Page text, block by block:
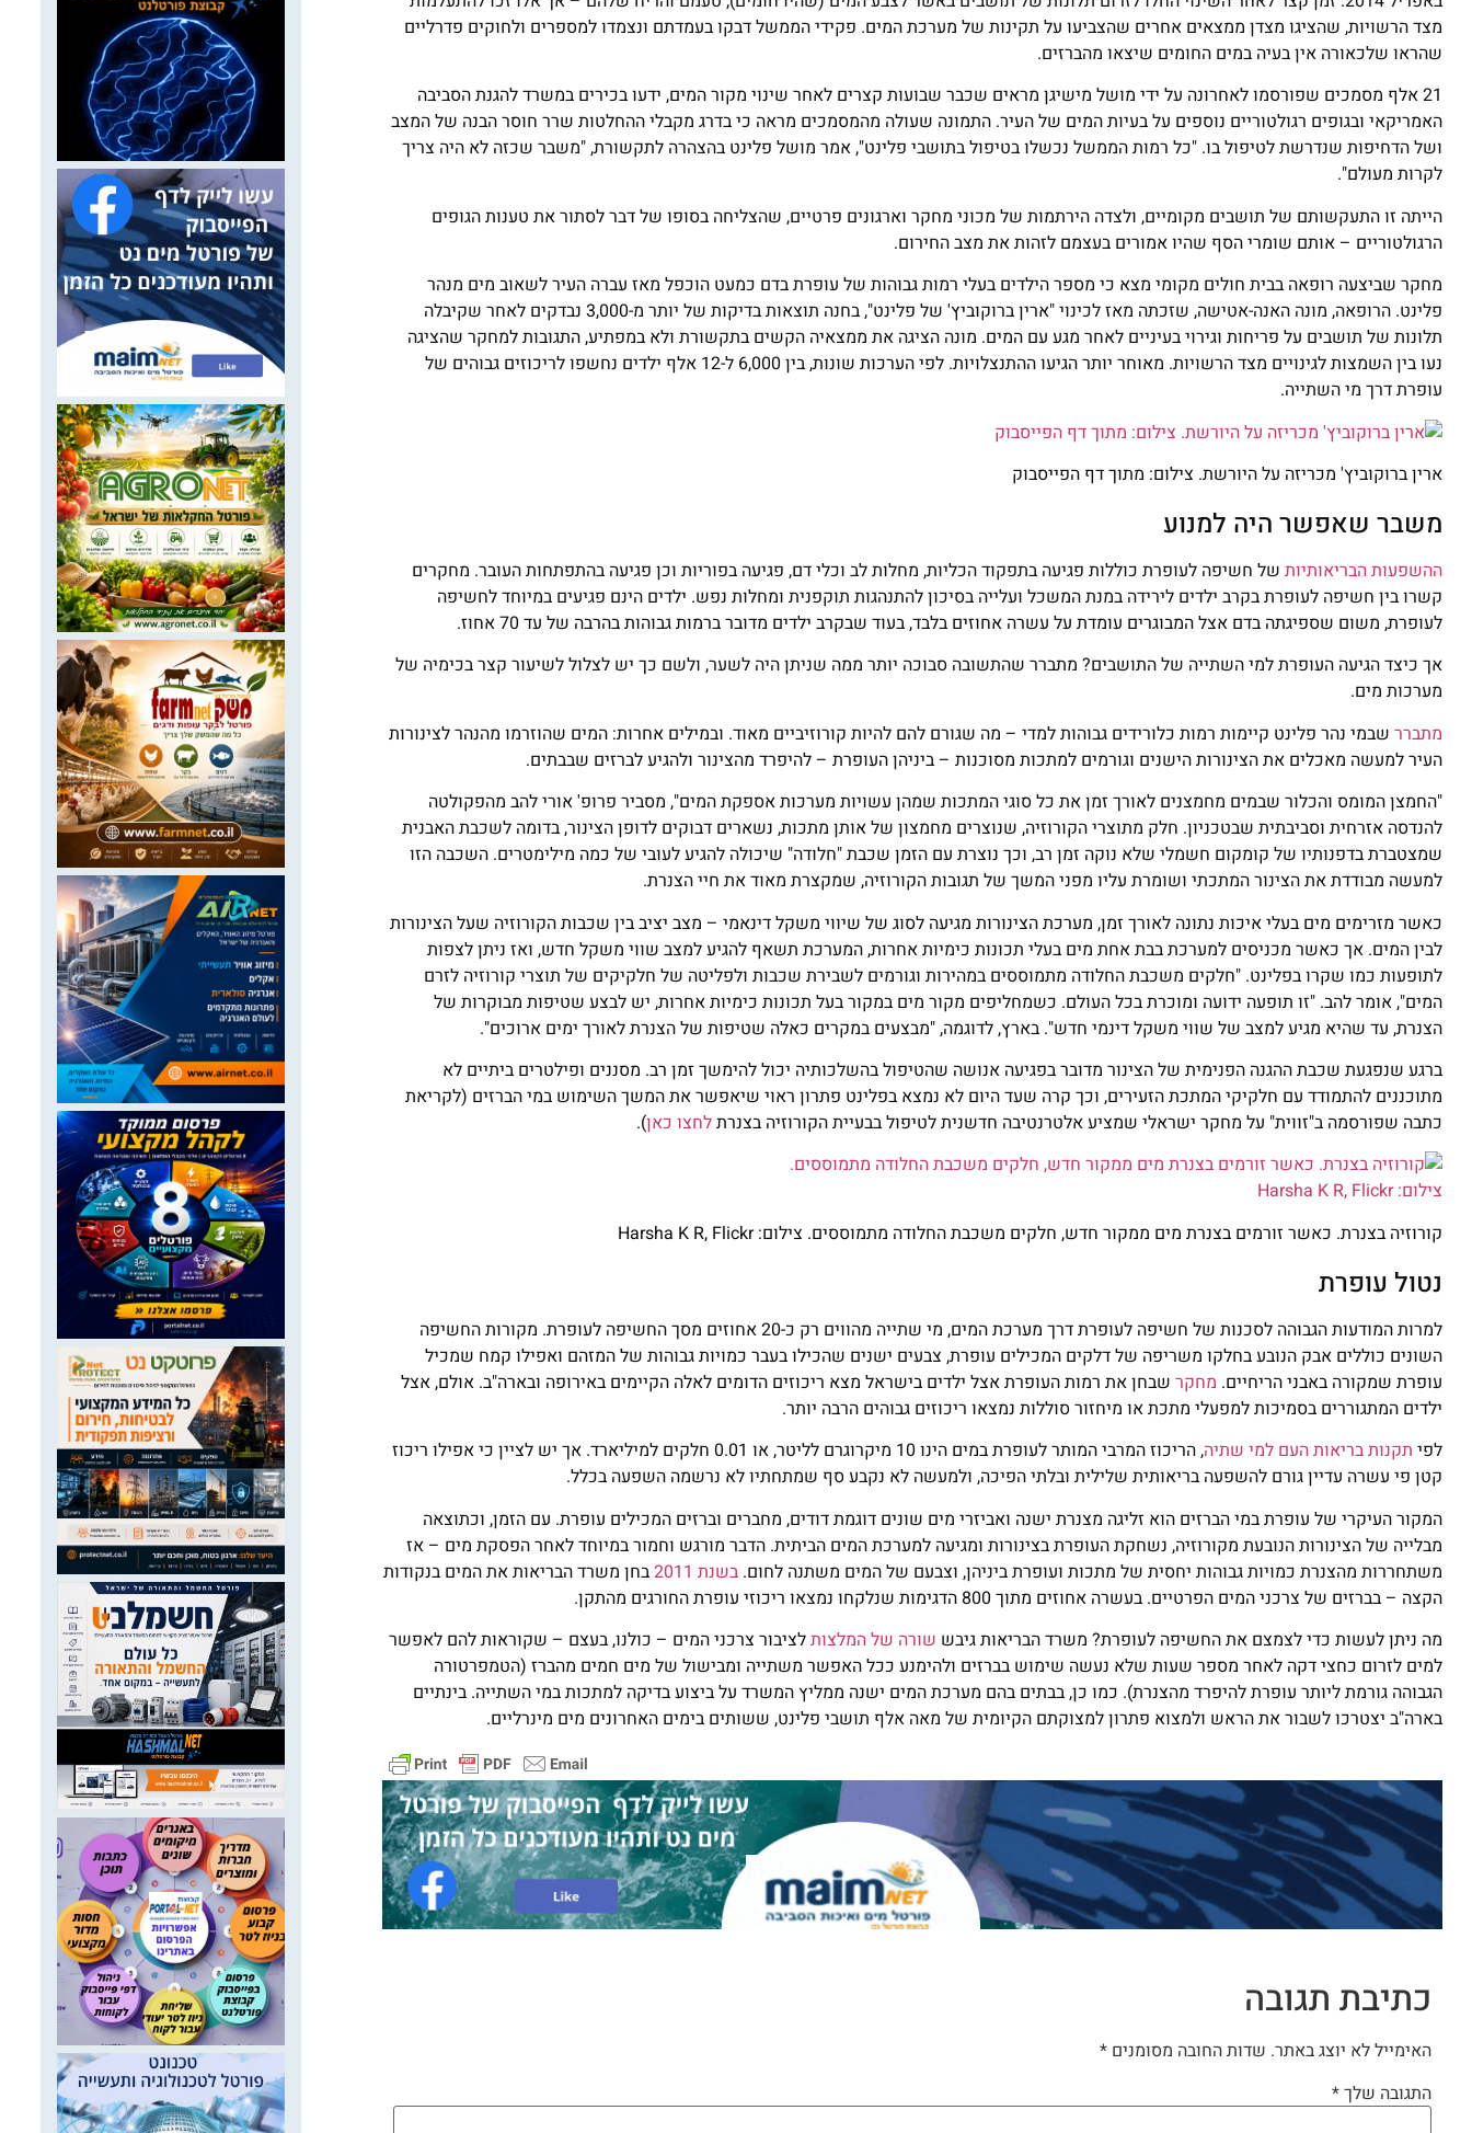
מצד הרשויות, שהציגו מצדן ממצאים אחרים שהצביעו על תקינות של מערכת המים. פקידי הממשל דבקו בעמדתם ונצמדו למספרים ולחוקים פדרליים
שהראו שלכאורה אין בעיה במים החומים שיצאו מהברזים.
21 אלף מסמכים שפורסמו לאחרונה על ידי מושל מישיגן מראים שכבר שבועות קצרים לאחר שינוי מקור המים, ידעו בכירים במשרד להגנת הסביבה
האמריקאי ובגופים רגולטוריים נוספים על בעיות המים של העיר. התמונה שעולה מהמסמכים מראה כי בדרג מקבלי ההחלטות שרר חוסר הבנה של המצב
ושל הדחיפות שנדרשת לטיפול בו. "כל רמות הממשל נכשלו בטיפול בתושבי פלינט", אמר מושל פלינט בהצהרה לתקשורת, "משבר שכזה לא היה צריך
לקרות מעולם".
הייתה זו התעקשותם של תושבים מקומיים, ולצדה הירתמות של מכוני מחקר וארגונים פרטיים, שהצליחה בסופו של דבר לסתור את טענות הגופים
הרגולטוריים – אותם שומרי הסף שהיו אמורים בעצמם לזהות את מצב החירום.
מחקר שביצעה רופאה בבית חולים מקומי מצא כי מספר הילדים בעלי רמות גבוהות של עופרת בדם כמעט הוכפל מאז עברה העיר לשאוב מים מנהר
פלינט. הרופאה, מונה האנה-אטישה, שזכתה מאז לכינוי "ארין ברוקוביץ' של פלינט", בחנה תוצאות בדיקות של יותר מ-3,000 נבדקים לאחר שקיבלה
תלונות של תושבים על פריחות וגירוי בעיניים לאחר מגע עם המים. מונה הציגה את ממצאיה הקשים בתקשורת ולא במפתיע, התגובות למחקר שהציגה
נעו בין השמצות לגינויים מצד הרשויות. מאוחר יותר הגיעו ההתנצלויות. לפי הערכות שונות, בין 6,000 ל-12 אלף ילדים נחשפו לריכוזים גבוהים של
עופרת דרך מי השתייה.
ארין ברוקוביץ' מכריזה על היורשת. צילום: מתוך דף הפייסבוק
משבר שאפשר היה למנוע
ההשפעות הבריאותיותשל חשיפה לעופרת כוללות פגיעה בתפקוד הכליות, מחלות לב וכלי דם, פגיעה בפוריות וכן פגיעה בהתפתחות העובר. מחקרים
קשרו בין חשיפה לעופרת בקרב ילדים לירידה במנת המשכל ועלייה בסיכון להתנהגות תוקפנית ומחלות נפש. ילדים הינם פגיעים במיוחד לחשיפה
לעופרת, משום שספיגתה בדם אצל המבוגרים עומדת על עשרה אחוזים בלבד, בעוד שבקרב ילדים מדובר ברמות גבוהות בהרבה של עד 70 אחוז.
אך כיצד הגיעה העופרת למי השתייה של התושבים? מתברר שהתשובה סבוכה יותר ממה שניתן היה לשער, ולשם כך יש לצלול לשיעור קצר בכימיה של
מערכות מים.
מתבררשבמי נהר פלינט קיימות רמות כלורידים גבוהות למדי – מה שגורם להם להיות קורוזיביים מאוד. ובמילים אחרות: המים שהוזרמו מהנהר לצינורות
העיר למעשה מאכלים את הצינורות הישנים וגורמים למתכות מסוכנות – ביניהן העופרת – להיפרד מהצינור ולהגיע לברזים שבבתים.
"החמצן המומס והכלור שבמים מחמצנים לאורך זמן את כל סוגי המתכות שמהן עשויות מערכות אספקת המים", מסביר פרופ' אורי להב מהפקולטה
להנדסה אזרחית וסביבתית שבטכניון. חלק מתוצרי הקורוזיה, שנוצרים מחמצון של אותן מתכות, נשארים דבוקים לדופן הצינור, בדומה לשכבת האבנית
שמצטברת בדפנותיו של קומקום חשמלי שלא נוקה זמן רב, וכך נוצרת עם הזמן שכבת "חלודה" שיכולה להגיע לעובי של כמה מילימטרים. השכבה הזו
למעשה מבודדת את הצינור המתכתי ושומרת עליו מפני המשך של תגובות הקורוזיה, שמקצרת מאוד את חיי הצנרת.
כאשר מזרימים מים בעלי איכות נתונה לאורך זמן, מערכת הצינורות מגיעה לסוג של שיווי משקל דינאמי – מצב יציב בין שכבות הקורוזיה שעל הצינורות
לבין המים. אך כאשר מכניסים למערכת בבת אחת מים בעלי תכונות כימיות אחרות, המערכת תשאף להגיע למצב שווי משקל חדש, ואז ניתן לצפות
לתופעות כמו שקרו בפלינט. "חלקים משכבת החלודה מתמוססים במהירות וגורמים לשבירת שכבות ולפליטה של חלקיקים של תוצרי קורוזיה לזרם
המים", אומר להב. "זו תופעה ידועה ומוכרת בכל העולם. כשמחליפים מקור מים במקור בעל תכונות כימיות אחרות, יש לבצע שטיפות מבוקרות של
הצנרת, עד שהיא מגיע למצב של שווי משקל דינמי חדש". בארץ, לדוגמה, "מבצעים במקרים כאלה שטיפות של הצנרת לאורך ימים ארוכים".
ברגע שנפגעת שכבת ההגנה הפנימית של הצינור מדובר בפגיעה אנושה שהטיפול בהשלכותיה יכול להימשך זמן רב. מסננים ופילטרים ביתיים לא
מתוכננים להתמודד עם חלקיקי המתכת הזעירים, וכך קרה שעד היום לא נמצא בפלינט פתרון ראוי שיאפשר את המשך השימוש במי הברזים (לקריאת
כתבה שפורסמה ב"זווית" על מחקר ישראלי שמציע אלטרנטיבה חדשנית לטיפול בבעיית הקורוזיה בצנרתלחצו כאן).
קורוזיה בצנרת. כאשר זורמים בצנרת מים ממקור חדש, חלקים משכבת החלודה מתמוססים. צילום: Harsha K R, Flickr
נטול עופרת
למרות המודעות הגבוהה לסכנות של חשיפה לעופרת דרך מערכת המים, מי שתייה מהווים רק כ-20 אחוזים מסך החשיפה לעופרת. מקורות החשיפה
השונים כוללים אבק הנובע בחלקו משריפה של דלקים המכילים עופרת, צבעים ישנים שהכילו בעבר כמויות גבוהות של המזהם ואפילו קמח שמכיל
עופרת שמקורה באבני הריחיים. מחקרשבחן את רמות העופרת אצל ילדים בישראל מצא ריכוזים הדומים לאלה הקיימים באירופה ובארה"ב. אולם, אצל
ילדים המתגוררים בסמיכות למפעלי מתכת או מיחזור סוללות נמצאו ריכוזים גבוהים הרבה יותר.
לפי תקנות בריאות העם למי שתיה
, הריכוז המרבי המותר לעופרת במים הינו 10 מיקרוגרם לליטר, או 0.01 חלקים למיליארד. אך יש לציין כי אפילו ריכוז
קטן פי עשרה עדיין גורם להשפעה בריאותית שלילית ובלתי הפיכה, ולמעשה לא נקבע סף שמתחתיו לא נרשמה השפעה בכלל.
המקור העיקרי של עופרת במי הברזים הוא זליגה מצנרת ישנה ואביזרי מים שונים דוגמת דודים, מחברים וברזים המכילים עופרת. עם הזמן, וכתוצאה
מבלייה של הצינורות הנובעת מקורוזיה, נשחקת העופרת בצינורות ומגיעה למערכת המים הביתית. הדבר מורגש וחמור במיוחד לאחר הפסקת מים – אז
משתחררות מהצנרת כמויות גבוהות יחסית של מתכות ועופרת ביניהן, וצבעם של המים משתנה לחום. בשנת 2011
בחן משרד הבריאות את המים בנקודות
הקצה – בברזים של צרכני המים הפרטיים. בעשרה אחוזים מתוך 800 הדגימות שנלקחו נמצאו ריכוזי עופרת החורגים מהתקן.
מה ניתן לעשות כדי לצמצם את החשיפה לעופרת? משרד הבריאות גיבש שורה של המלצותלציבור צרכני המים – כולנו, בעצם – שקוראות להם לאפשר
למים לזרום כחצי דקה לאחר מספר שעות שלא נעשה שימוש בברזים ולהימנע ככל האפשר משתייה ומבישול של מים חמים מהברז (הטמפרטורה
הגבוהה גורמת ליותר עופרת להיפרד מהצנרת). כמו כן, בבתים בהם מערכת המים ישנה ממליץ המשרד על ביצוע בדיקה למתכות במי השתייה. בינתיים
בארה"ב יצטרכו לשבור את הראש ולמצוא פתרון למצוקתם הקיומית של מאה אלף תושבי פלינט, ששותים בימים האחרונים מים מינרליים.
כתיבת תגובה
האימייל לא יוצג באתר. שדות החובה מסומנים *
התגובה שלך*